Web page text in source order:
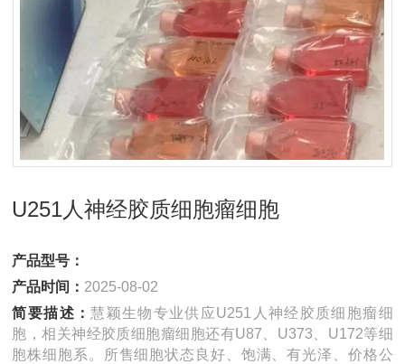
U251人神经胶质细胞瘤细胞
产品型号：
产品时间： 2025-08-02
简要描述：慧颖生物专业供应U251人神经胶质细胞瘤细
胞，相关神经胶质细胞瘤细胞还有U87、U373、U172等细
胞株细胞系。所售细胞状态良好、饱满、有光泽、价格公